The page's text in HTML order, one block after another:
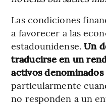
Las condiciones
a favorecer a las
estadounidense. Un
traducirse en un
activos
particularmente
no responden a un